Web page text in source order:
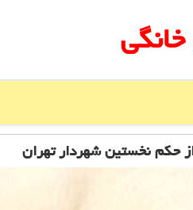
از حكم نخستین شهردار تهران